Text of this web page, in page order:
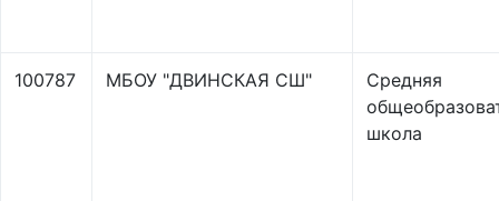
100787 МБОУ "ДВИНСКАЯ СШ"
Средняя
школа